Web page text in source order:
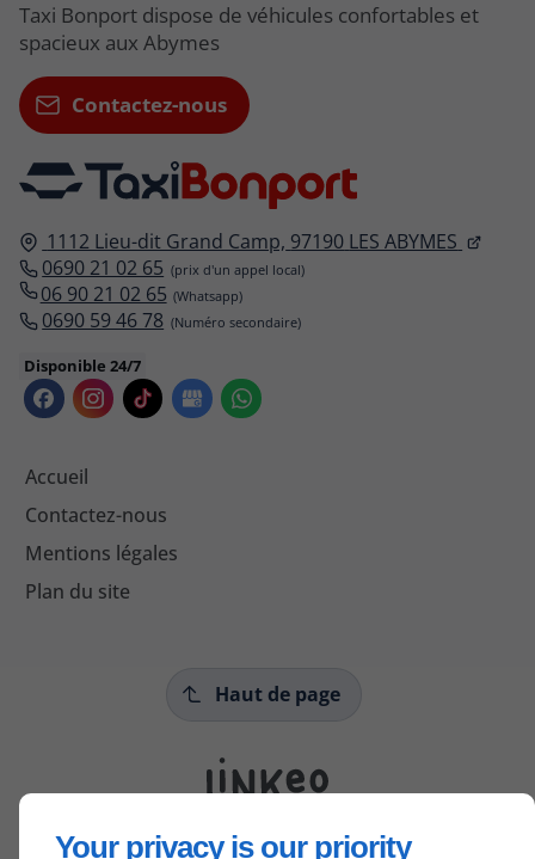
Your privacy is our priority
1112 Lieu-dit Grand Camp, 97190 LES ABYMES
0690 21 02 65
06 90 21 02 65
0690 59 46 78
Disponible 24/7
Accueil
Contactez-nous
Mentions légales
Plan du site
Taxi Bonport dispose de véhicules confortables et
spacieux aux Abymes
Contactez-nous
Haut de page